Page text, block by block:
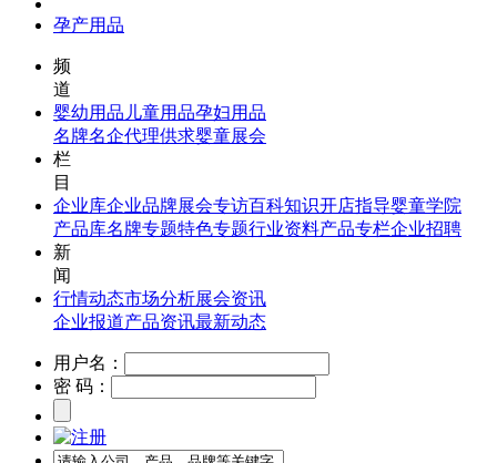
孕产用品
频
道
婴幼用品 儿童用品孕妇用品
名牌名企代理供求婴童展会
栏
目
企业库企业品牌展会专访百科知识开店指导婴童学院
产品库名牌专题特色专题行业资料产品专栏企业招聘
新
闻
行情动态市场分析展会资讯
企业报道产品资讯最新动态
用户名：
密 码：